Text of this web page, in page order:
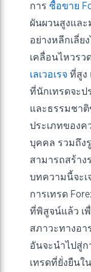
การ ซื้อขาย
ผันผวนสูงแล
อย่างหลีกเลี่ย
เคลื่อนไหวรว
เลเวอเรจ ที่สูง
ที่นักเทรดจะป
และธรรมชา
ประเภทของค
บุคคล รวมถึง
สามารถสร้าง
บทความนี้จะเ
การเทรด
ที่พิสูจน์แล้ว เ
สภาวะทางอ
อันจะนำไปสู่
เทรดที่ยั่งยืนใ